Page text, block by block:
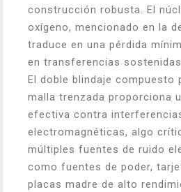
construcción robusta. El
oxígeno, mencionado en la
traduce en una pérdida
en transferencias
El doble blindaje compuesto
malla trenzada proporciona
efectiva contra
electromagnéticas, algo
múltiples fuentes de ruido
como fuentes de poder,
placas madre de alto